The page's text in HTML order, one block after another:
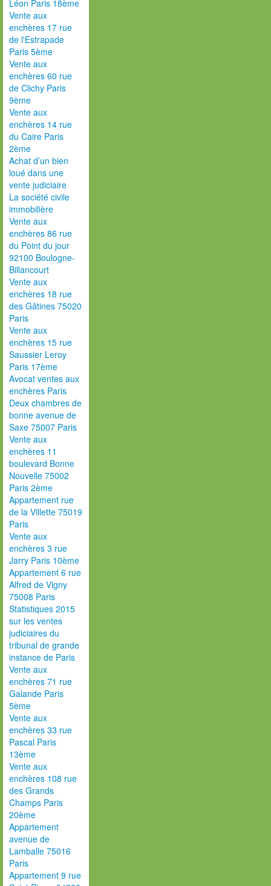
Léon Paris 18ème
Vente aux
enchères 17 rue
de l'Estrapade
Paris 5ème
Vente aux
enchères 60 rue
de Clichy Paris
9ème
Vente aux
enchères 14 rue
du Caire Paris
2ème
Achat d’un bien
loué dans une
vente judiciaire
La société civile
immobilière
Vente aux
enchères 86 rue
du Point du jour
92100 Boulogne-
Billancourt
Vente aux
enchères 18 rue
des Gâtines 75020
Paris
Vente aux
enchères 15 rue
Saussier Leroy
Paris 17ème
Avocat ventes aux
enchères Paris
Deux chambres de
bonne avenue de
Saxe 75007 Paris
Vente aux
enchères 11
boulevard Bonne
Nouvelle 75002
Paris 2ème
Appartement rue
de la Villette 75019
Paris
Vente aux
enchères 3 rue
Jarry Paris 10ème
Appartement 6 rue
Alfred de Vigny
75008 Paris
Statistiques 2015
sur les ventes
judiciaires du
tribunal de grande
instance de Paris
Vente aux
enchères 71 rue
Galande Paris
5ème
Vente aux
enchères 33 rue
Pascal Paris
13ème
Vente aux
enchères 108 rue
des Grands
Champs Paris
20ème
Appartement
avenue de
Lamballe 75016
Paris
Appartement 9 rue